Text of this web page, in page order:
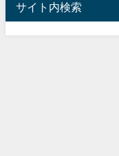
サイト内検索